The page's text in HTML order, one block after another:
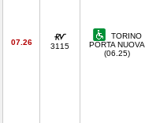
07.26 3115
TORINO
PORTA NUOVA
(06.25)